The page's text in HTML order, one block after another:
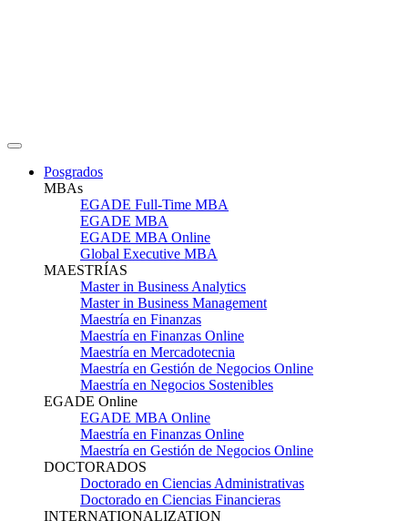
Posgrados
MBAs
EGADE Full-Time MBA
EGADE MBA
EGADE MBA Online
Global Executive MBA
MAESTRÍAS
Master in Business Analytics
Master in Business Management
Maestría en Finanzas
Maestría en Finanzas Online
Maestría en Mercadotecnia
Maestría en Gestión de Negocios Online
Maestría en Negocios Sostenibles
EGADE Online
EGADE MBA Online
Maestría en Finanzas Online
Maestría en Gestión de Negocios Online
DOCTORADOS
Doctorado en Ciencias Administrativas
Doctorado en Ciencias Financieras
INTERNATIONALIZATION